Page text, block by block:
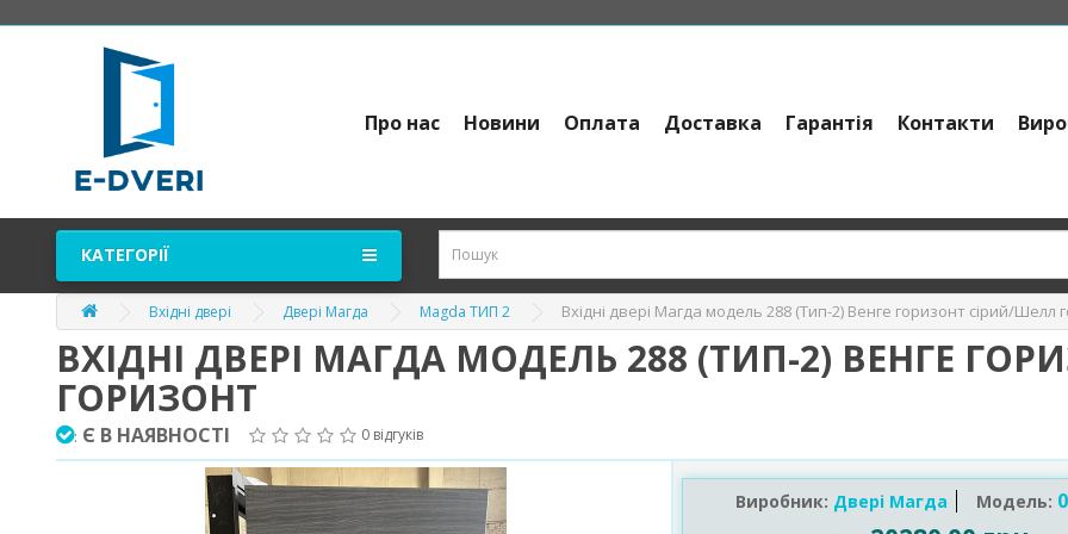
Про нас Новини Оплата Доставка Гарантія Контакти
КАТЕГОРІЇ
Вхідні двері Двері Магда Magda ТИП 2 Вхідні двері Магда модель 288 (Тип-2) Венге горизонт сірий/Шелл
ВХІДНІ ДВЕРІ МАГДА МОДЕЛЬ 288 (ТИП-2) ВЕНГЕ
ГОРИЗОНТ
: Є В НАЯВНОСТІ 0 відгуків
Виробник: Двері Магда Модель: